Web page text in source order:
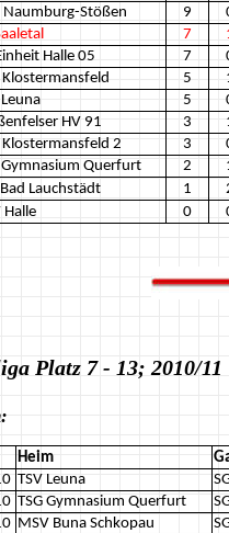
Naumburg-Stößen 9
7
Halle 05 7
Klostermansfeld 5
5
HV 91 3
Klostermansfeld 2 3
Gymnasium Querfurt 2
Lauchstädt 1
Halle 0
Platz 7 - 13; 2010/11
Heim
TSV Leuna
TSG Gymnasium Querfurt
MSV Buna Schkopau